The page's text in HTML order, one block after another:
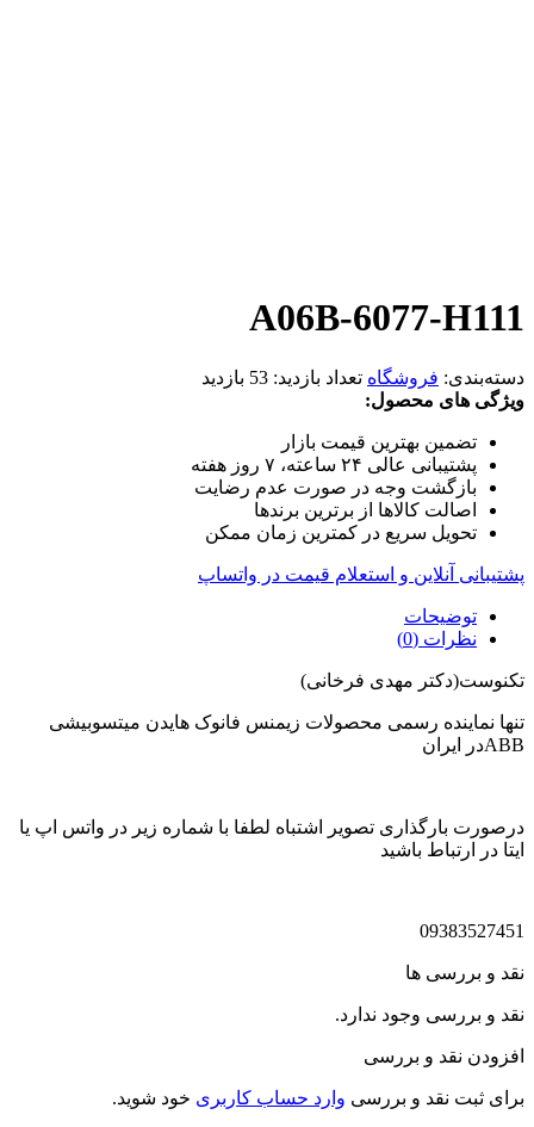
A06B-6077-H111
دسته‌بندی: فروشگاه تعداد بازدید: 53 بازدید
ویژگی های محصول:
تضمین بهترین قیمت بازار
پشتیبانی عالی ۲۴ ساعته، ۷ روز هفته
بازگشت وجه در صورت عدم رضایت
اصالت کالاها از برترین برندها
تحویل سریع در کمترین زمان ممکن
پشتیبانی آنلاین و استعلام قیمت در واتساپ
توضیحات
نظرات (0)
تکنوست(دکتر مهدی فرخانی)
تنها نماینده رسمی محصولات زیمنس فانوک هایدن میتسوبیشی
ABBدر ایران
درصورت بارگذاری تصویر اشتباه لطفا با شماره زیر در واتس اپ یا
ایتا در ارتباط باشید
09383527451
نقد و بررسی ها
نقد و بررسی وجود ندارد.
افزودن نقد و بررسی
برای ثبت نقد و بررسی وارد حساب کاربری خود شوید.